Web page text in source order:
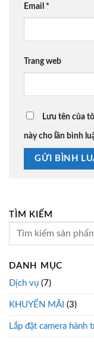
Email *
Trang web
Lưu tên của
này cho lần bình
TÌM KIẾM
DANH MỤC
Dịch vụ (7)
KHUYẾN MÃI (3)
Lắp đặt camera